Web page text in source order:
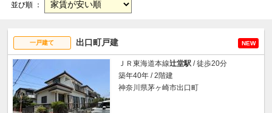
並び順 ：
一戸建て 出口町戸建 NEW
ＪＲ東海道本線辻堂駅 / 徒歩20分
築年40年 / 2階建
神奈川県茅ヶ崎市出口町